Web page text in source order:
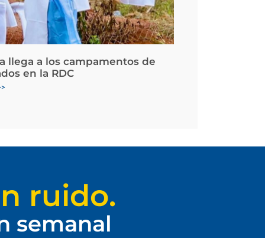
llega a los campamentos de
en la RDC
ruido.
semanal